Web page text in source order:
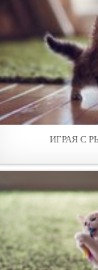
ИГРАЯ С